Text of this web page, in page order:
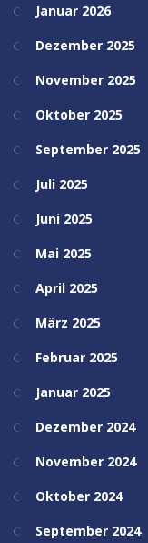
Januar 2026
Dezember 2025
November 2025
Oktober 2025
September 2025
Juli 2025
Juni 2025
Mai 2025
April 2025
März 2025
Februar 2025
Januar 2025
Dezember 2024
November 2024
Oktober 2024
September 2024